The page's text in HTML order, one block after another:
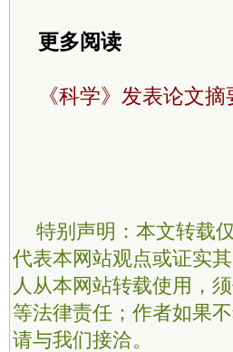
更多阅读
《科学》发表论文摘
特别声明：本文转载
代表本网站观点或证实
人从本网站转载使用，
等法律责任；作者如果
请与我们接洽。